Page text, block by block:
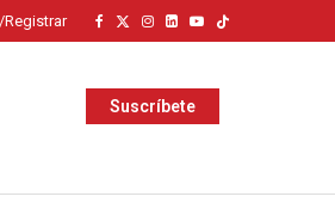
Suscríbete